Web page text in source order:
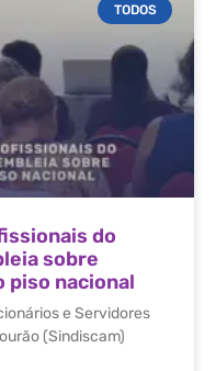
TODOS
do
sobre
piso nacional
e Servidores
(Sindiscam)